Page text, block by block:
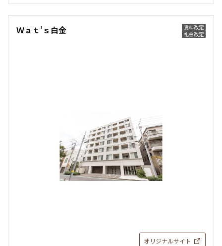
賃料改定
礼金改定
Ｗａｔ’ｓ白金
オリジナルサイト